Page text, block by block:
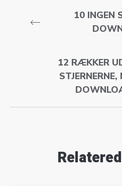
10 INGEN
12 RÆKKER
STJERNERNE,